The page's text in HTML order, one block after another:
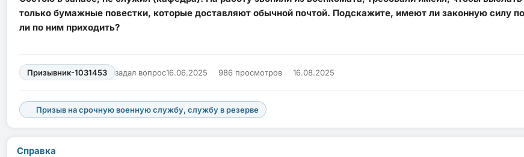
только бумажные повестки, которые доставляют обычной почтой. Подскажите, имеют ли законную силу
ли по ним приходить?
Призывник-1031453 задал вопрос16.06.2025 986 просмотров 16.08.2025
Призыв на срочную военную службу, службу в резерве
Справка